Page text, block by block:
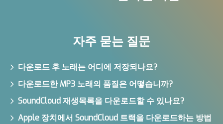
자주 묻는 질문
다운로드 후 노래는 어디에 저장되나요?
다운로드한 MP3 노래의 품질은 어떻습니까?
SoundCloud 재생목록을 다운로드할 수 있나요?
Apple 장치에서 SoundCloud 트랙을 다운로드하는 방법